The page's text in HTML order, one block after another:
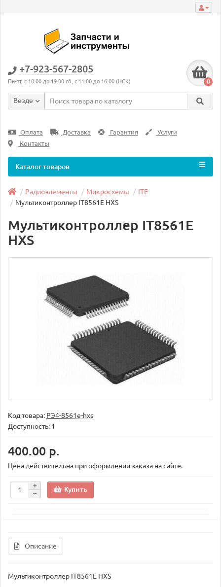
+7-923-567-2805
Пн-пт, с 10:00 до 19:00 сб, с 11:00 до 16:00 (НСК) 0
Везде
Оплата Доставка Гарантия
Услуги
Контакты
Каталог товаров
Радиоэлементы Микросхемы
ITE
Мультиконтроллер IT8561E HXS
Мультиконтроллер IT8561E
HXS
Код товара: РЭ4-8561e-hxs
Доступность: 1
400.00 р.
Цена действительна при оформлении заказа на сайте.
Купить
Описание
Мультиконтроллер IT8561E HXS